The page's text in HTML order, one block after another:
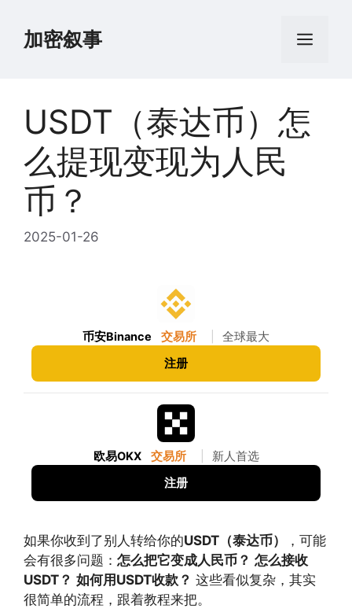
加密叙事 菜
USDT（泰达币）怎
么提现变现为人民
币？
2025-01-26
币安Binance 交易所 全球最大
注册
欧易OKX 交易所 新人首选
注册
如果你收到了别人转给你的USDT（泰达币）
，可能
会有很多问题： 怎么把它变成人民币？ 怎么接收
USDT？ 如何用USDT收款？ 这些看似复杂，其实
很简单的流程，跟着教程来把。